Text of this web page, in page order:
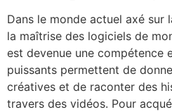
Dans le monde actuel axé sur
la maîtrise des logiciels de
est devenue une compétence
puissants permettent de
créatives et de raconter des
travers des vidéos. Pour